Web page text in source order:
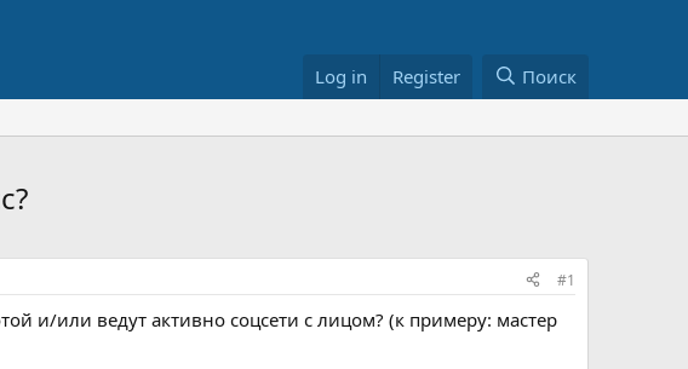
Log in Register Поиск
#1
и/или ведут активно соцсети с лицом? (к примеру: мастер